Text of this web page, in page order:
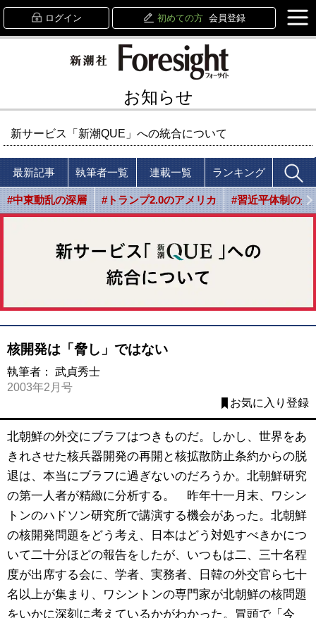
ログイン 初めての方 会員登録
お知らせ
新サービス「新潮QUE」への統合について
最新記事 執筆者一覧 連載一覧 ランキング
#中東動乱の深層 #トランプ2.0のアメリカ #習近平体制の光
核開発は「脅し」ではない
執筆者： 武貞秀士
2003年2月号
お気に入り登録
北朝鮮の外交にブラフはつきものだ。しかし、世界をあ
きれさせた核兵器開発の再開と核拡散防止条約からの脱
退は、本当にブラフに過ぎないのだろうか。北朝鮮研究
の第一人者が精緻に分析する。 昨年十一月末、ワシン
トンのハドソン研究所で講演する機会があった。北朝鮮
の核開発問題をどう考え、日本はどう対処すべきかにつ
いて二十分ほどの報告をしたが、いつもは二、三十名程
度が出席する会に、学者、実務者、日韓の外交官ら七十
名以上が集まり、ワシントンの専門家が北朝鮮の核問題
をいかに深刻に考えているかがわかった。冒頭で「今